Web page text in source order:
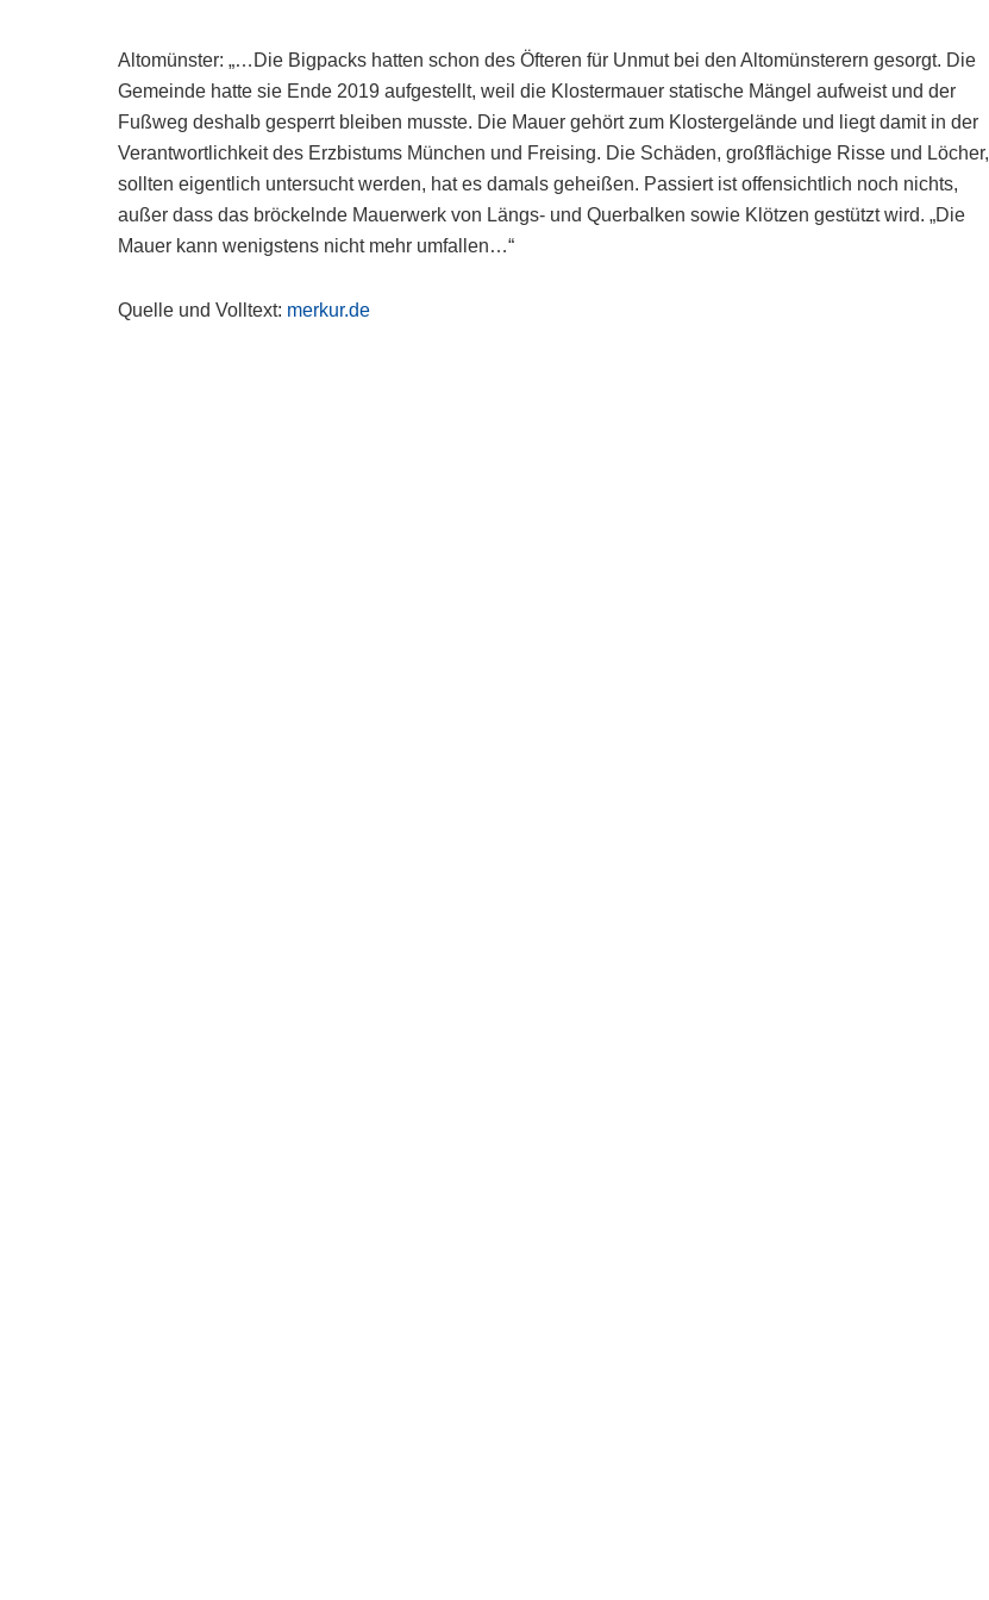
Altomünster: „…Die Bigpacks hatten schon des Öfteren für Unmut bei den Altomünsterern gesorgt. Die
Gemeinde hatte sie Ende 2019 aufgestellt, weil die Klostermauer statische Mängel aufweist und der
Fußweg deshalb gesperrt bleiben musste. Die Mauer gehört zum Klostergelände und liegt damit in der
Verantwortlichkeit des Erzbistums München und Freising. Die Schäden, großflächige Risse und Löcher,
sollten eigentlich untersucht werden, hat es damals geheißen. Passiert ist offensichtlich noch nichts,
außer dass das bröckelnde Mauerwerk von Längs- und Querbalken sowie Klötzen gestützt wird. „Die
Mauer kann wenigstens nicht mehr umfallen…“
Quelle und Volltext: merkur.de